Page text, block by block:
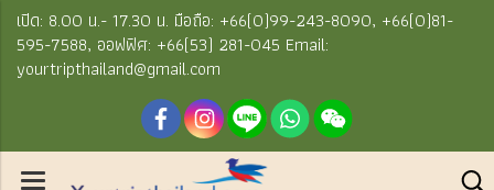
เปิด: 8.00 น.- 17.30 น. มือถือ: +66(0)99-243-8090, +66(0)81-
595-7588, ออฟฟิศ: +66(53) 281-045 Email:
yourtripthailand@gmail.com